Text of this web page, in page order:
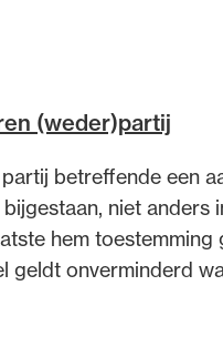
tussen
zich onthouden
naar algemeen
achterwege te
(weder)partij
betreffende een
niet anders
hem
geldt onverminderd